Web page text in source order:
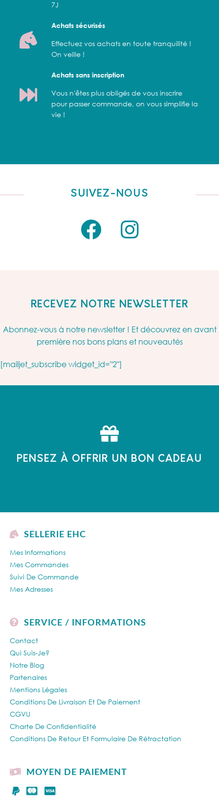
7J
Achats sécurisés
Effectuez vos achats en toute tranquilité !
On veille !
Achats sans inscription
Vous n'êtes plus obligés de vous inscrire
pour passer commande, on vous simplifie la
vie !
SUIVEZ-NOUS
RECEVEZ NOTRE NEWSLETTER
Abonnez-vous à notre newsletter ! Et découvrez en avant
première nos bons plans et nouveautés
[mailjet_subscribe widget_id="2"]
PENSEZ À OFFRIR UN BON CADEAU
SELLERIE EHC
Mes Informations
Mes Commandes
Suivi De Commande
Mes Adresses
SERVICE / INFORMATIONS
Contact
Qui Suis-Je?
Notre Blog
Partenaires
Mentions Légales
Conditions De Livraison Et De Paiement
CGVU
Charte De Confidentialité
Conditions De Retour Et Formulaire De Rétractation
MOYEN DE PAIEMENT